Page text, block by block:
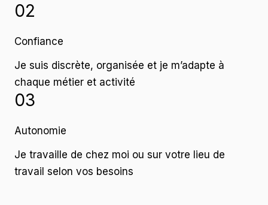
02
Confiance
Je suis discrète, organisée et je m’adapte à
chaque métier et activité
03
Autonomie
Je travaille de chez moi ou sur votre lieu de
travail selon vos besoins